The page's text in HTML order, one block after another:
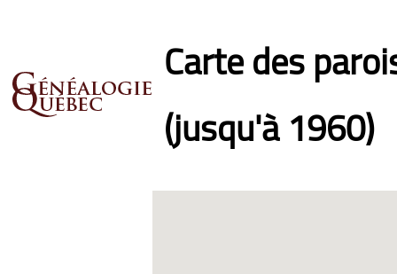
Carte des
(jusqu'à 1960)